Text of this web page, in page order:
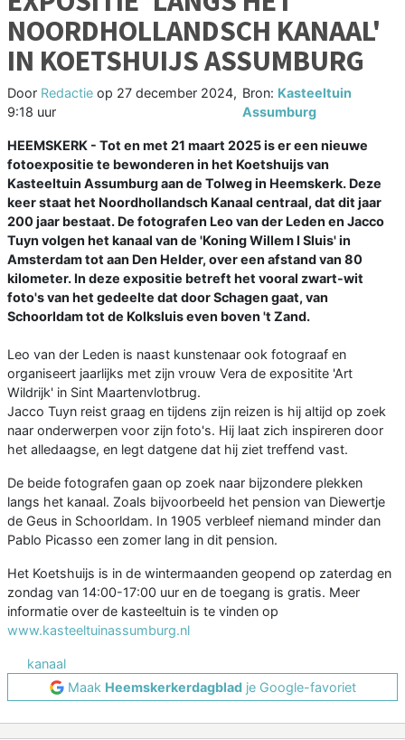
NOORDHOLLANDSCH KANAAL'
IN KOETSHUIJS ASSUMBURG
Door Redactie op 27 december 2024,
9:18 uur
Bron: Kasteeltuin
Assumburg
HEEMSKERK - Tot en met 21 maart 2025 is er een nieuwe
fotoexpositie te bewonderen in het Koetshuijs van
Kasteeltuin Assumburg aan de Tolweg in Heemskerk. Deze
keer staat het Noordhollandsch Kanaal centraal, dat dit jaar
200 jaar bestaat. De fotografen Leo van der Leden en Jacco
Tuyn volgen het kanaal van de 'Koning Willem I Sluis' in
Amsterdam tot aan Den Helder, over een afstand van 80
kilometer. In deze expositie betreft het vooral zwart-wit
foto's van het gedeelte dat door Schagen gaat, van
Schoorldam tot de Kolksluis even boven 't Zand.
Leo van der Leden is naast kunstenaar ook fotograaf en
organiseert jaarlijks met zijn vrouw Vera de expositite 'Art
Wildrijk' in Sint Maartenvlotbrug.
Jacco Tuyn reist graag en tijdens zijn reizen is hij altijd op zoek
naar onderwerpen voor zijn foto's. Hij laat zich inspireren door
het alledaagse, en legt datgene dat hij ziet treffend vast.
De beide fotografen gaan op zoek naar bijzondere plekken
langs het kanaal. Zoals bijvoorbeeld het pension van Diewertje
de Geus in Schoorldam. In 1905 verbleef niemand minder dan
Pablo Picasso een zomer lang in dit pension.
Het Koetshuijs is in de wintermaanden geopend op zaterdag en
zondag van 14:00-17:00 uur en de toegang is gratis. Meer
informatie over de kasteeltuin is te vinden op
www.kasteeltuinassumburg.nl
kanaal
Maak Heemskerkerdagbladje Google-favoriet